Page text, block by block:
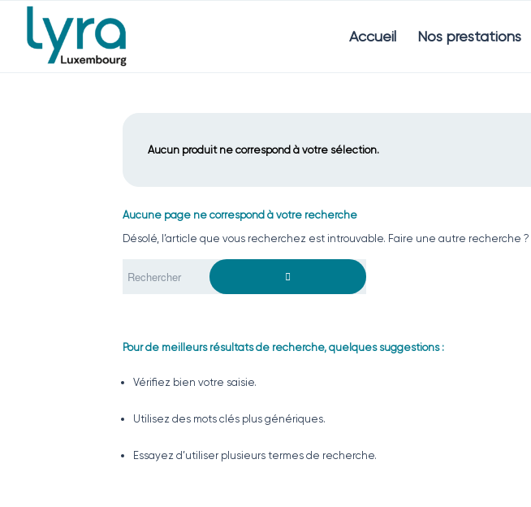
Accueil Nos prestations
Aucun produit ne correspond à votre sélection.
Aucune page ne correspond à votre recherche
Désolé, l’article que vous recherchez est introuvable. Faire une autre recherche ?
Pour de meilleurs résultats de recherche, quelques suggestions :
Vérifiez bien votre saisie.
Utilisez des mots clés plus génériques.
Essayez d’utiliser plusieurs termes de recherche.